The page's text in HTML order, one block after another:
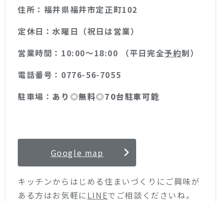
住所：福井県福井市定正町102
定休日：水曜日（祝日は営業）
営業時間：10:00〜18:00 （平日完全予約制）
電話番号：0776-56-7055
駐車場： あり◎無料◎70台駐車可能
Google map
キッチンからはじめる住まいづくりにご興味が
ある方はお気軽にLINEでご相談くださいね。